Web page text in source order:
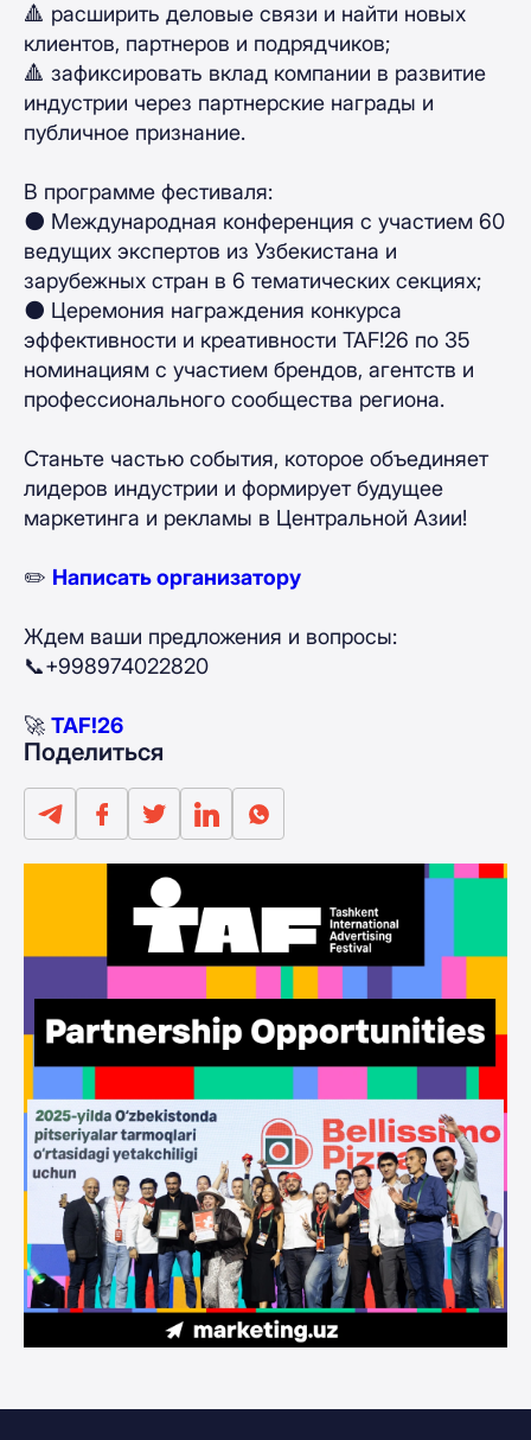
🔺 расширить деловые связи и найти новых
клиентов, партнеров и подрядчиков;
🔺 зафиксировать вклад компании в развитие
индустрии через партнерские награды и
публичное признание.
В программе фестиваля:
⚫️ Международная конференция с участием 60
ведущих экспертов из Узбекистана и
зарубежных стран в 6 тематических секциях;
⚫️ Церемония награждения конкурса
эффективности и креативности TAF!26 по 35
номинациям с участием брендов, агентств и
профессионального сообщества региона.
Станьте частью события, которое объединяет
лидеров индустрии и формирует будущее
маркетинга и рекламы в Центральной Азии!
✏️ Написать организатору
Ждем ваши предложения и вопросы:
📞+998974022820
🚀 TAF!26
Поделиться